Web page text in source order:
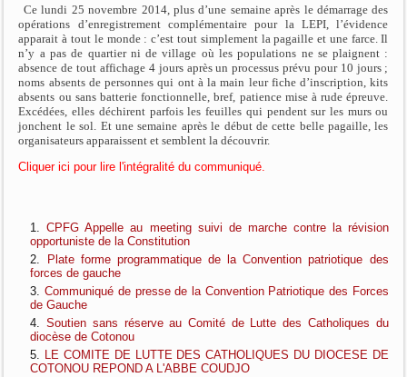
Ce lundi 25 novembre 2014, plus d’une semaine après le démarrage des
opérations d’enregistrement complémentaire pour la LEPI, l’évidence
apparait à tout le monde : c’est tout simplement la pagaille et une farce. Il
n’y a pas de quartier ni de village où les populations ne se plaignent :
absence de tout affichage 4 jours après un processus prévu pour 10 jours ;
noms absents de personnes qui ont à la main leur fiche d’inscription, kits
absents ou sans batterie fonctionnelle, bref, patience mise à rude épreuve.
Excédées, elles déchirent parfois les feuilles qui pendent sur les murs ou
jonchent le sol. Et une semaine après le début de cette belle pagaille, les
organisateurs apparaissent et semblent la découvrir.
Cliquer ici pour lire l'intégralité du communiqué.
CPFG Appelle au meeting suivi de marche contre la révision
opportuniste de la Constitution
Plate forme programmatique de la Convention patriotique des
forces de gauche
Communiqué de presse de la Convention Patriotique des Forces
de Gauche
Soutien sans réserve au Comité de Lutte des Catholiques du
diocèse de Cotonou
LE COMITE DE LUTTE DES CATHOLIQUES DU DIOCESE DE
COTONOU REPOND A L'ABBE COUDJO